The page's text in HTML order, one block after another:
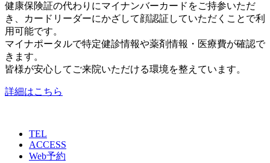
健康保険証の代わりにマイナンバーカードをご持参いただ
き、カードリーダーにかざして顔認証していただくことで利
用可能です。
マイナポータルで特定健診情報や薬剤情報・医療費が確認で
きます。
皆様が安心してご来院いただける環境を整えています。
詳細はこちら
TEL
ACCESS
Web予約